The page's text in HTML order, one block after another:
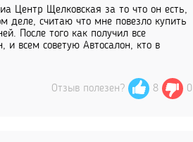
Центр Щелковская за то что он есть,
деле, считаю что мне повезло купить
После того как получил все
всем советую Автосалон, кто в
Отзыв полезен? 8 0